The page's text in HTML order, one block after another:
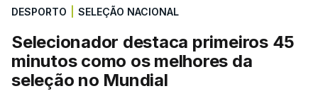
DESPORTO SELEÇÃO NACIONAL
Selecionador destaca primeiros 45
minutos como os melhores da
seleção no Mundial